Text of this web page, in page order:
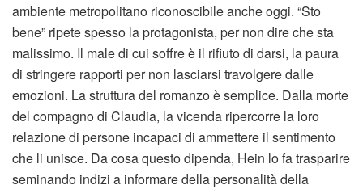
ambiente metropolitano riconoscibile anche oggi. “Sto
bene” ripete spesso la protagonista, per non dire che sta
malissimo. Il male di cui soffre è il rifiuto di darsi, la paura
di stringere rapporti per non lasciarsi travolgere dalle
emozioni. La struttura del romanzo è semplice. Dalla morte
del compagno di Claudia, la vicenda ripercorre la loro
relazione di persone incapaci di ammettere il sentimento
che li unisce. Da cosa questo dipenda, Hein lo fa trasparire
seminando indizi a informare della personalità della